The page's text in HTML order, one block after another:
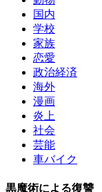
国内
学校
家族
恋愛
政治経済
海外
漫画
炎上
社会
芸能
車バイク
黒魔術による復讐